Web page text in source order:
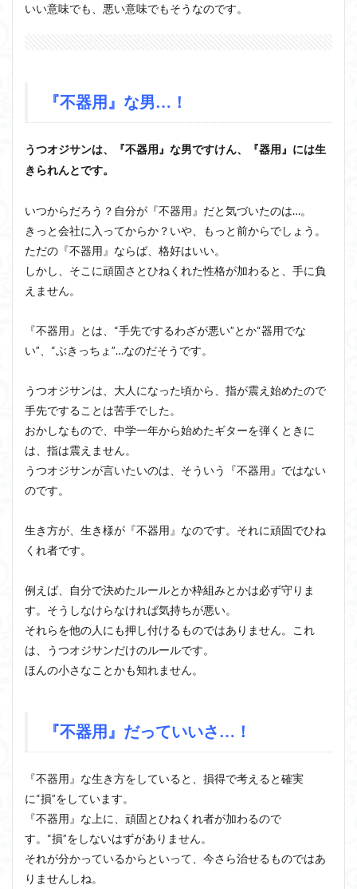
いい意味でも、悪い意味でもそうなのです。
『不器用』な男…！
うつオジサンは、『不器用』な男ですけん、『器用』には生
きられんとです。
いつからだろう？自分が『不器用』だと気づいたのは…。
きっと会社に入ってからか？いや、もっと前からでしょう。
ただの『不器用』ならば、格好はいい。
しかし、そこに頑固さとひねくれた性格が加わると、手に負
えません。
『不器用』とは、“手先でするわざが悪い”とか“器用でな
い”、“ぶきっちょ”…なのだそうです。
うつオジサンは、大人になった頃から、指が震え始めたので
手先ですることは苦手でした。
おかしなもので、中学一年から始めたギターを弾くときに
は、指は震えません。
うつオジサンが言いたいのは、そういう『不器用』ではない
のです。
生き方が、生き様が『不器用』なのです。それに頑固でひね
くれ者です。
例えば、自分で決めたルールとか枠組みとかは必ず守りま
す。そうしなけらなければ気持ちが悪い。
それらを他の人にも押し付けるものではありません。これ
は、うつオジサンだけのルールです。
ほんの小さなことかも知れません。
『不器用』だっていいさ…！
『不器用』な生き方をしていると、損得で考えると確実
に“損”をしています。
『不器用』な上に、頑固とひねくれ者が加わるので
す。“損”をしないはずがありません。
それが分かっているからといって、今さら治せるものではあ
りませんしね。